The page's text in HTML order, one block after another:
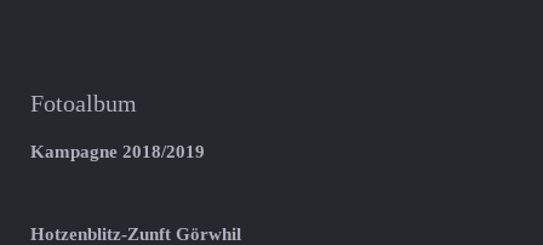
Fotoalbum
Kampagne 2018/2019
Hotzenblitz-Zunft Görwhil